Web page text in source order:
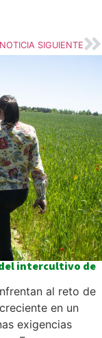
NOTICIA SIGUIENTE
del intercultivo de
al reto de
en un
exigencias